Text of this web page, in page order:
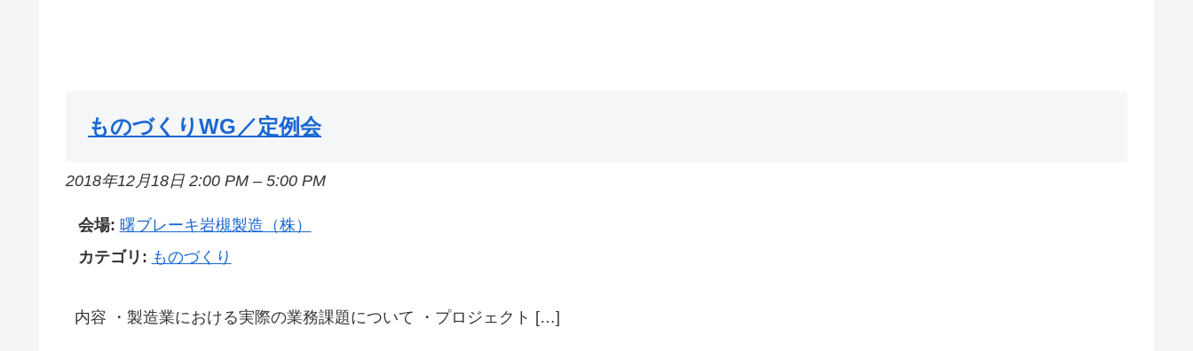
ものづくりWG／定例会
2018年12月18日 2:00 PM – 5:00 PM
会場: 曙ブレーキ岩槻製造（株）
カテゴリ: ものづくり
内容 ・製造業における実際の業務課題について ・プロジェクト […]